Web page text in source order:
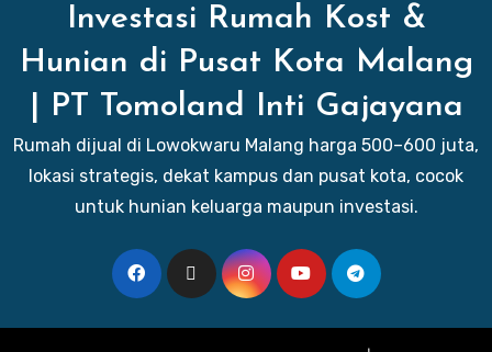
Investasi Rumah Kost &
Hunian di Pusat Kota Malang
| PT Tomoland Inti Gajayana
Rumah dijual di Lowokwaru Malang harga 500–600 juta,
lokasi strategis, dekat kampus dan pusat kota, cocok
untuk hunian keluarga maupun investasi.